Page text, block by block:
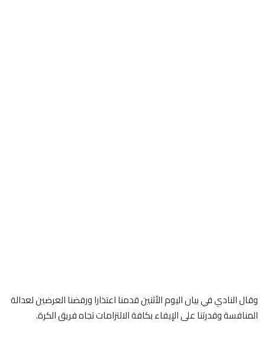
وقال النادي في بيان اليوم الأثنين قدمنا اعتذارا ورفضنا العرضين لعدالة
المنافسة وقدرتنا على الإيفاء بكافة الالتزامات تجاه فريق الكرة.